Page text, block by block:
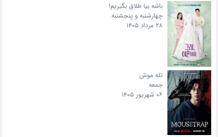
باشه بیا طلاق بگیریم!
چهارشنبه و پنجشنبه
۲۸ مرداد ۱۴۰۵
تله موش
جمعه
۰۶ شهریور ۱۴۰۵